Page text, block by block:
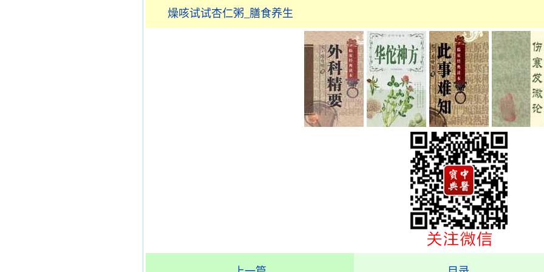
燥咳试试杏仁粥_膳食养生